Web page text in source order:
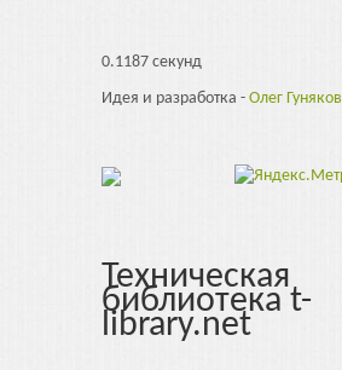
0.1187 секунд
Идея и разработка - Олег Гуняков
Техническая
библиотека t-
library.net